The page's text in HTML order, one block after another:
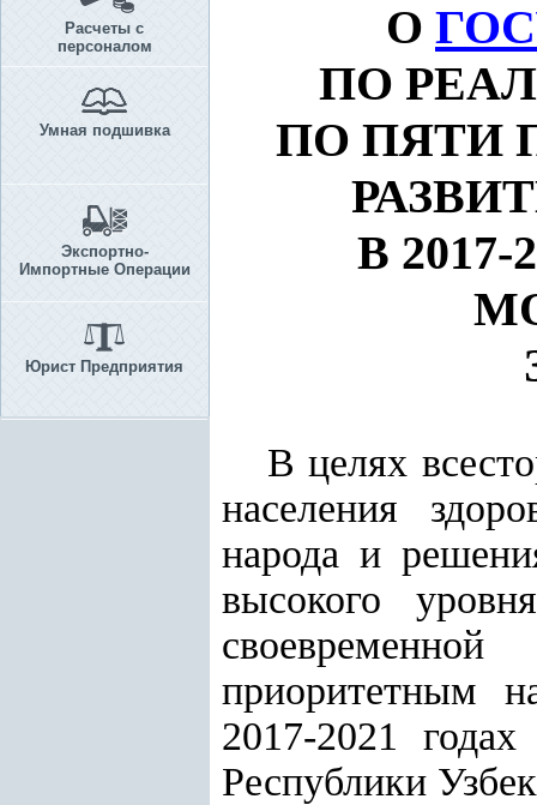
Расчеты с
персоналом
Умная подшивка
Экспортно-
Импортные Операции
Юрист Предприятия
О
ПО
ПО ПЯТИ
В
В целях
населения
народа и
высокого
приоритетным
2017-2021
Республики